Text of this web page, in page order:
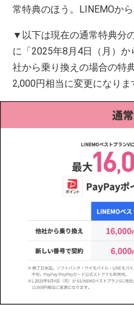
常特典のほう。LINEMOか
▼以下は現在の通常特典分
に「2025年8月4日（月）
社から乗り換えの場合の特
2,000円相当に変更になりま